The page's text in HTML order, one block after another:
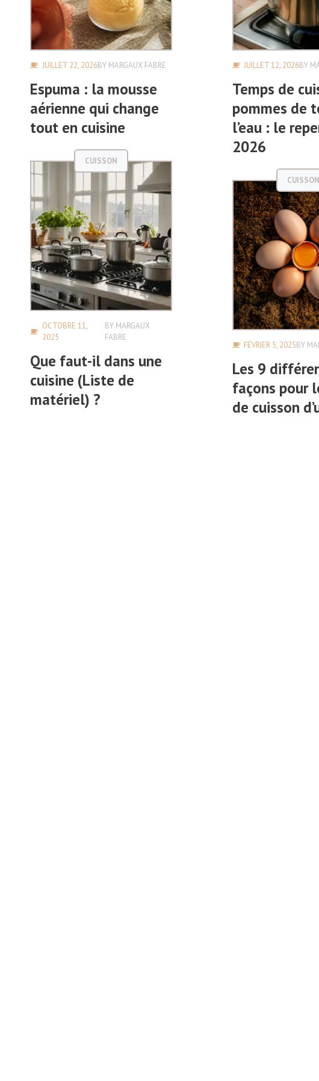
JUILLET 22, 2026BY MARGAUX FABRE
Espuma : la mousse
aérienne qui change
tout en cuisine
JUILLET 12, 2026BY
Temps de
pommes de
l’eau : le
2026
CUISSON
OCTOBRE 11,
2025
BY MARGAUX
FABRE
Que faut-il dans une
cuisine (Liste de
matériel) ?
CUISSON
FÉVRIER 5, 2025BY
Les 9
façons pour
de cuisson